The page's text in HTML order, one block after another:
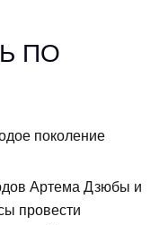
ПО
поколение
Артема Дзюбы и
провести